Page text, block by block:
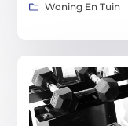
Woning En Tuin